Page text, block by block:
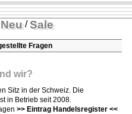
Neu/Sale
Fragen
wir?
Sitz in der Schweiz. Die
in Betrieb seit 2008.
>> Eintrag Handelsregister <<